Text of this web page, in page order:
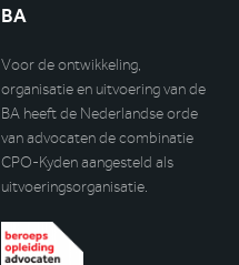
BA
Voor de ontwikkeling,
organisatie en uitvoering van de
BA heeft de Nederlandse orde
van advocaten de combinatie
CPO-Kyden aangesteld als
uitvoeringsorganisatie.